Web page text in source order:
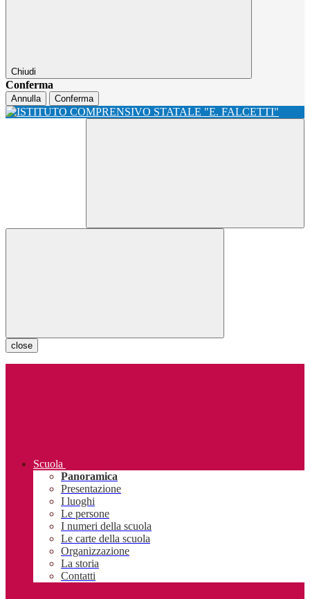
Chiudi
Conferma
Annulla Conferma
close
Scuola
Panoramica
Presentazione
I luoghi
Le persone
I numeri della scuola
Le carte della scuola
Organizzazione
La storia
Contatti